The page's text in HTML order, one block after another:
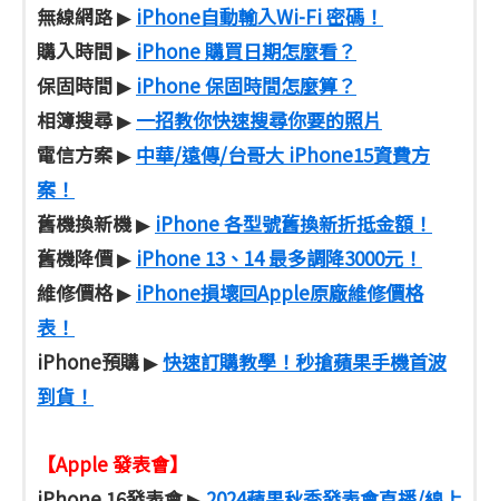
無線網路▶ iPhone自動輸入Wi-Fi 密碼！
購入時間▶ iPhone 購買日期怎麼看？
保固時間▶ iPhone 保固時間怎麼算？
相簿搜尋▶ 一招教你快速搜尋你要的照片
電信方案▶ 中華/遠傳/台哥大 iPhone15資費方
案！
舊機換新機▶ iPhone 各型號舊換新折抵金額！
舊機降價▶ iPhone 13、14 最多調降3000元！
維修價格▶ iPhone損壞回Apple原廠維修價格
表！
iPhone預購▶快速訂購教學！秒搶蘋果手機首波
到貨！
【Apple 發表會】